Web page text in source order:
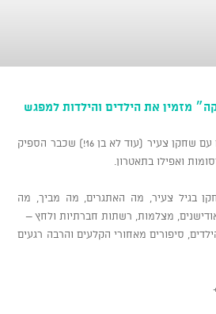
מזמין את הילדים והילדות למפגש
שיחה פתוחה בגובה העיניים עם שחקן צעיר (עוד לא בן 16!) שכבר הספיק
ואפילו בתאטרון.
בגיל צעיר, מה האתגרים, מה מביך, מה
מצלמות, רשתות חברתיות ולחץ –
סיפורים מאחורי הקלעים והרבה רגעים